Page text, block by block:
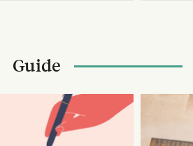
Guide